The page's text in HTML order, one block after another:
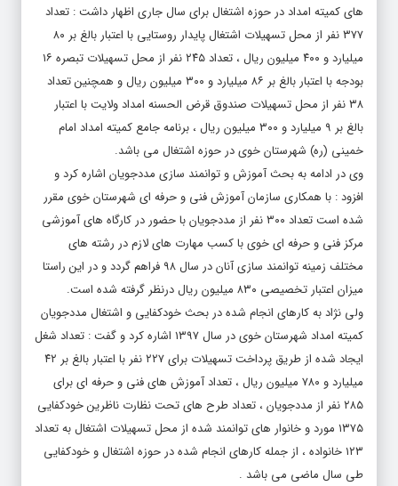
های کمیته امداد در حوزه اشتغال برای سال جاری اظهار داشت : تعداد
۳۷۷ نفر از محل تسهیلات اشتغال پایدار روستایی با اعتبار بالغ بر ۸۰
میلیارد و ۴۰۰ میلیون ریال ، تعداد ۲۴۵ نفر از محل تسهیلات تبصره ۱۶
بودجه با اعتبار بالغ بر ۸۶ میلیارد و ۳۰۰ میلیون ریال و همچنین تعداد
۳۸ نفر از محل تسهیلات صندوق قرض الحسنه امداد ولایت با اعتبار
بالغ بر ۹ میلیارد و ۳۰۰ میلیون ریال ، برنامه جامع کمیته امداد امام
خمینی (ره) شهرستان خوی در حوزه اشتغال می باشد.
وی در ادامه به بحث آموزش و توانمند سازی مددجویان اشاره کرد و
افزود : با همکاری سازمان آموزش فنی و حرفه ای شهرستان خوی مقرر
شده است تعداد ۳۰۰ نفر از مددجویان با حضور در کارگاه های آموزشی
مرکز فنی و حرفه ای خوی با کسب مهارت های لازم در رشته های
مختلف زمینه توانمند سازی آنان در سال ۹۸ فراهم گردد و در این راستا
میزان اعتبار تخصیصی ۸۳۰ میلیون ریال درنظر گرفته شده است.
ولی نژاد به کارهای انجام شده در بحث خودکفایی و اشتغال مددجویان
کمیته امداد شهرستان خوی در سال ۱۳۹۷ اشاره کرد و گفت : تعداد شغل
ایجاد شده از طریق پرداخت تسهیلات برای ۲۲۷ نفر با اعتبار بالغ بر ۴۲
میلیارد و ۷۸۰ میلیون ریال ، تعداد آموزش های فنی و حرفه ای برای
۲۸۵ نفر از مددجویان ، تعداد طرح های تحت نظارت ناظرین خودکفایی
۱۳۷۵ مورد و خانوار های توانمند شده از محل تسهیلات اشتغال به تعداد
۱۲۳ خانواده ، از جمله کارهای انجام شده در حوزه اشتغال و خودکفایی
طی سال ماضی می باشد .